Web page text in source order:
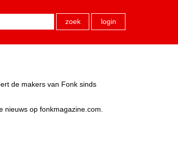
zoek login
de makers van Fonk sinds
op fonkmagazine.com.